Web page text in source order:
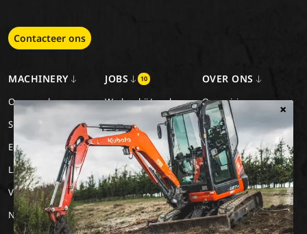
×
Contacteer ons
MACHINERY
Onze merken
Special Applications
Eco Applications
LX Used Equipment
Verhuurpartners
New old stock
JOBS 10
Werken bij Luyckx
Stage/vakantiejob
OVER ONS
Onze visie
Onze missie
Geschiedenis